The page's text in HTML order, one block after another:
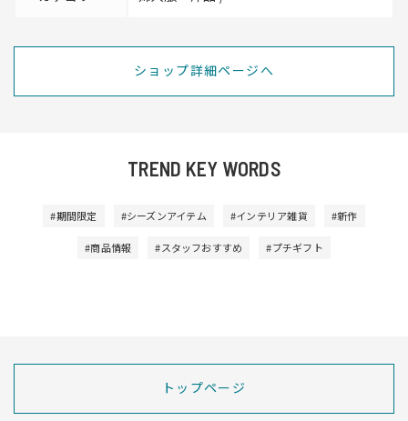
ショップ詳細ページへ
TREND KEY WORDS
#期間限定 #シーズンアイテム #インテリア雑貨 #新作
#商品情報 #スタッフおすすめ #プチギフト
トップページ